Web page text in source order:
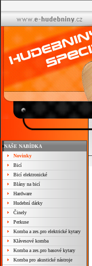
NAŠE NABÍDKA
Novinky
Bicí
Bicí elektronické
Blány na bicí
Hardware
Hudební dárky
Činely
Perkuse
Komba a zes.pro elektrické kytary
Klávesové komba
Komba a zes.pro basové kytary
Komba pro akustické nástroje